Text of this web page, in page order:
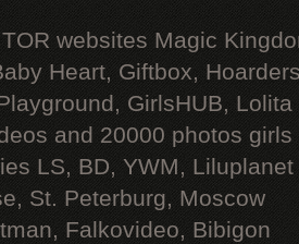
websites Magic
Heart, Giftbox,
GirlsHUB, Lolita
and 20000 photos
LS, BD, YWM, Liluplanet
St. Peterburg, Moscow
Falkovideo, Bibigon